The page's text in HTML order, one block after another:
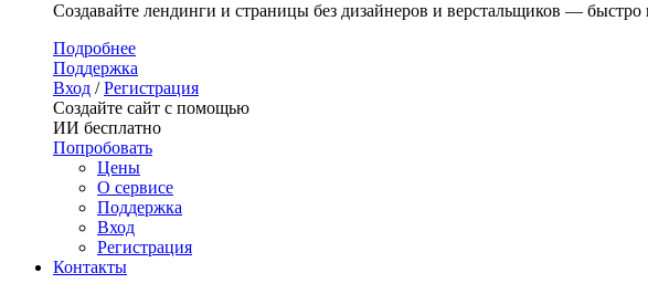
Создавайте лендинги и страницы без дизайнеров и верстальщиков — быстро
Подробнее
Поддержка
Вход / Регистрация
Создайте сайт с помощью
ИИ бесплатно
Попробовать
Цены
О сервисе
Поддержка
Вход
Регистрация
Контакты